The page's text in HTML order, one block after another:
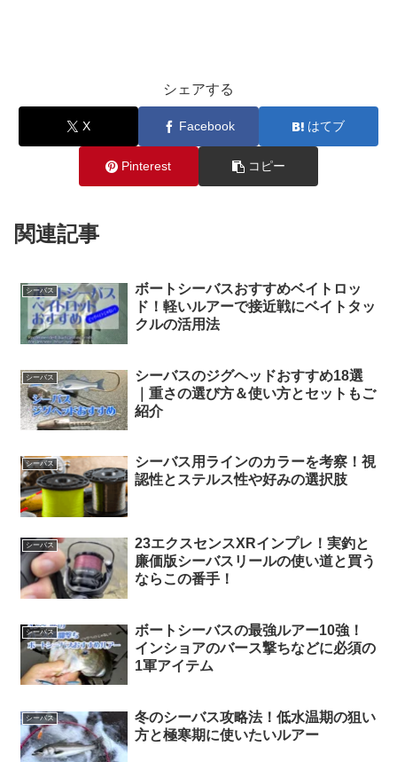
シェアする
X Facebook はてブ
Pinterest コピー
関連記事
シーバス
ボートシーバスおすすめベイトロッ
ド！軽いルアーで接近戦にベイトタッ
クルの活用法
シーバス
シーバスのジグヘッドおすすめ18選
｜重さの選び方＆使い方とセットもご
紹介
シーバス
シーバス用ラインのカラーを考察！視
認性とステルス性や好みの選択肢
シーバス
23エクスセンスXRインプレ！実釣と
廉価版シーバスリールの使い道と買う
ならこの番手！
シーバス
ボートシーバスの最強ルアー10強！
インショアのバース撃ちなどに必須の
1軍アイテム
シーバス
冬のシーバス攻略法！低水温期の狙い
方と極寒期に使いたいルアー